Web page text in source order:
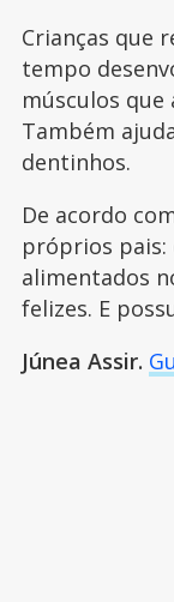
Crianças que
tempo
músculos que
Também
dentinhos.
De acordo
próprios
alimentados
felizes. E
Júnea Assir.